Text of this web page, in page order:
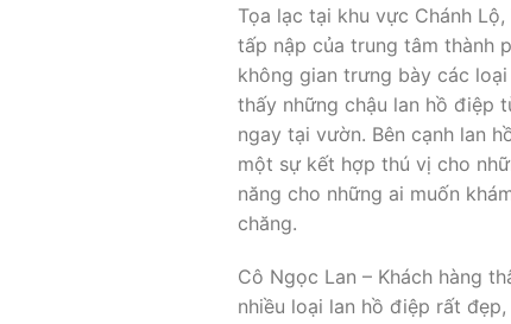
Tọa lạc tại khu vực Chánh
tấp nập của trung tâm thành
không gian trưng bày các
thấy những chậu lan hồ điệp
ngay tại vườn. Bên cạnh lan
một sự kết hợp thú vị cho
năng cho những ai muốn
chăng.
Cô Ngọc Lan – Khách hàng
nhiều loại lan hồ điệp rất